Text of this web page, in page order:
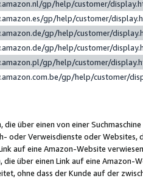
gp/help/customer/
gp/help/customer/
gp/help/customer/
gp/help/customer/
gp/help/customer/
gp/help/customer/
über einen von einer
oder Verweisdienste oder Websites,
auf eine Amazon-Website
die über einen Link auf eine
ohne dass der Kunde auf der